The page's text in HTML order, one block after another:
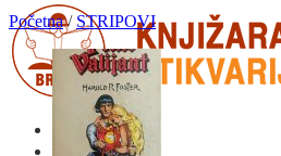
Početna / STRIPOVI